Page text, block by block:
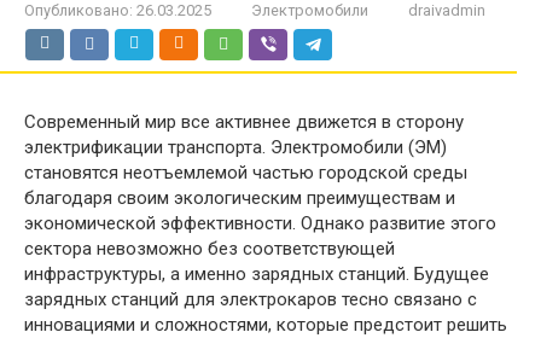
Опубликовано: 26.03.2025 Электромобили draivadmin
Современный мир все активнее движется в сторону
электрификации транспорта. Электромобили (ЭМ)
становятся неотъемлемой частью городской среды
благодаря своим экологическим преимуществам и
экономической эффективности. Однако развитие этого
сектора невозможно без соответствующей
инфраструктуры, а именно зарядных станций. Будущее
зарядных станций для электрокаров тесно связано с
инновациями и сложностями, которые предстоит решить